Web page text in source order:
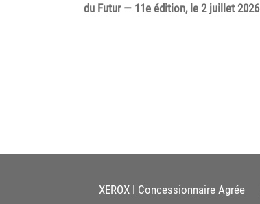
du Futur — 11e édition, le 2 juillet 2026
XEROX I Concessionnaire Agrée